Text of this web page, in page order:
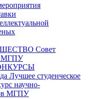
Совет
МГПУ
Лучшее студенческое
научно-
МГПУ